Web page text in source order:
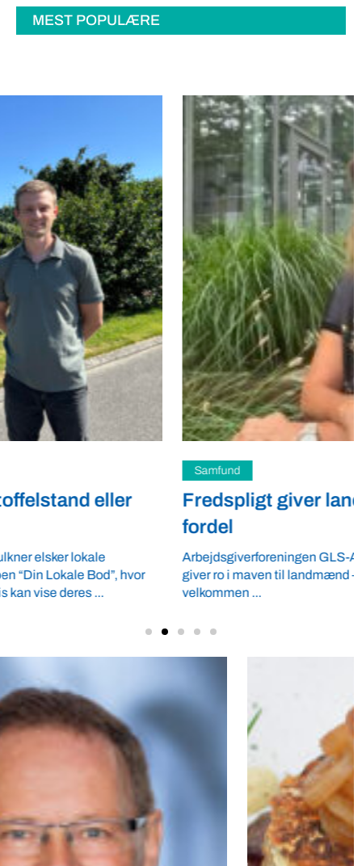
MEST POPULÆRE
Fredspligt giver landmænd strategisk
Arbejdsgiverforeningen GLS-A tilbyder ordnede forhold, som
giver ro i maven til landmænd – også i usikre tider. VBF byder
velkommen ...